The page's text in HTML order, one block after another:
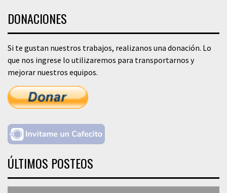
DONACIONES
Si te gustan nuestros trabajos, realizanos una donación. Lo
que nos ingrese lo utilizaremos para transportarnos y
mejorar nuestros equipos.
ÚLTIMOS POSTEOS